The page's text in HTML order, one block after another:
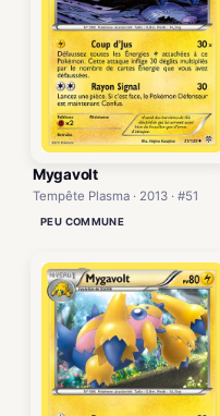
Mygavolt
Tempête Plasma · 2013 · #51
PEU COMMUNE